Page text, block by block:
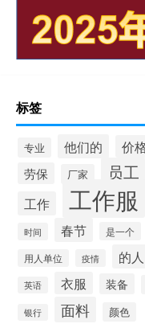
标签
专业 他们的 价
劳保 厂家 员工
工作 工作服
时间 春节 是一个
用人单位 疫情 的人
英语 衣服 装备
银行 面料 颜色